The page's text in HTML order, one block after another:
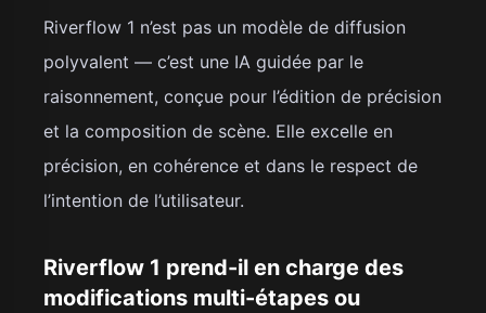
Riverflow 1 n’est pas un modèle de diffusion
polyvalent — c’est une IA guidée par le
raisonnement, conçue pour l’édition de précision
et la composition de scène. Elle excelle en
précision, en cohérence et dans le respect de
l’intention de l’utilisateur.
Riverflow 1 prend-il en charge des
modifications multi-étapes ou